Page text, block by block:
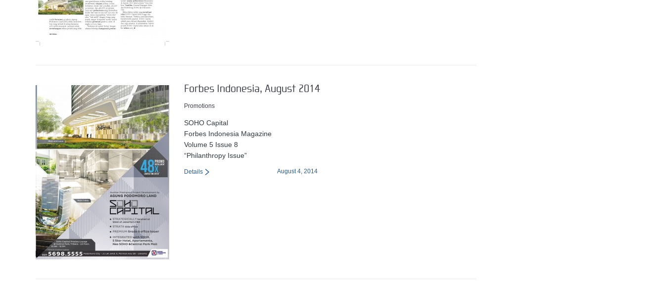
Forbes Indonesia, August 2014
Promotions
SOHO Capital
Forbes Indonesia Magazine
Volume 5 Issue 8
“Philanthropy Issue”
August 4, 2014
Details